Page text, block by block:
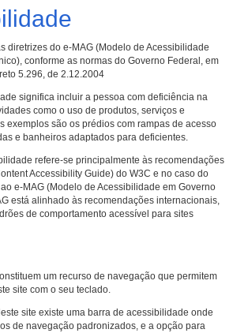
diretrizes do e-MAG (Modelo de Acessibilidade
conforme as normas do Governo Federal, em
5.296, de 2.12.2004
significa incluir a pessoa com deficiência na
como o uso de produtos, serviços e
exemplos são os prédios com rampas de acesso
e banheiros adaptados para deficientes.
refere-se principalmente às recomendações
Accessibility Guide) do W3C e no caso do
e-MAG (Modelo de Acessibilidade em Governo
está alinhado às recomendações internacionais,
de comportamento acessível para sites
um recurso de navegação que permitem
site com o seu teclado.
site existe uma barra de acessibilidade onde
de navegação padronizados, e a opção para